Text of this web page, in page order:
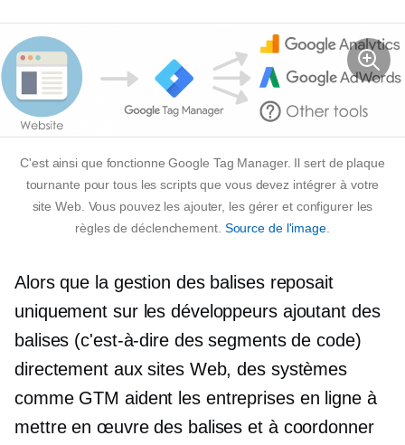
C'est ainsi que fonctionne Google Tag Manager. Il sert de plaque
tournante pour tous les scripts que vous devez intégrer à votre
site Web. Vous pouvez les ajouter, les gérer et configurer les
règles de déclenchement. Source de l'image.
Alors que la gestion des balises reposait
uniquement sur les développeurs ajoutant des
balises (c'est-à-dire des segments de code)
directement aux sites Web, des systèmes
comme GTM aident les entreprises en ligne à
mettre en œuvre des balises et à coordonner